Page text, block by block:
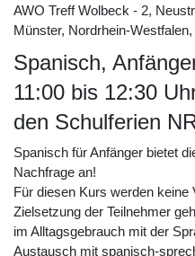
AWO Treff Wolbeck - 2,
Münster, Nordrhein-
Spanisch,
11:00 bis 12:30
den Schulferien
Spanisch für Anfänger bietet
Nachfrage an!
Für diesen Kurs werden
Zielsetzung der Teilnehmer
im Alltagsgebrauch mit der
Austausch mit spanisch-